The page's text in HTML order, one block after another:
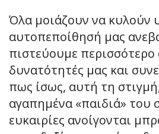
Όλα μοιάζουν να κυλούν
αυτοπεποίθησή μας
πιστεύουμε περισσότερο
δυνατότητές μας και
πως ίσως, αυτή τη
αγαπημένα «παιδιά» του
ευκαιρίες ανοίγονται